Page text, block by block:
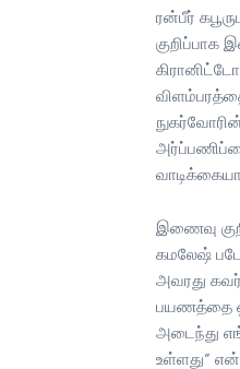
ரன்பீர்
இணைவு
கமலேஷ்
அவரது
பயணத்தை
அடைந்து
உள்ளது”